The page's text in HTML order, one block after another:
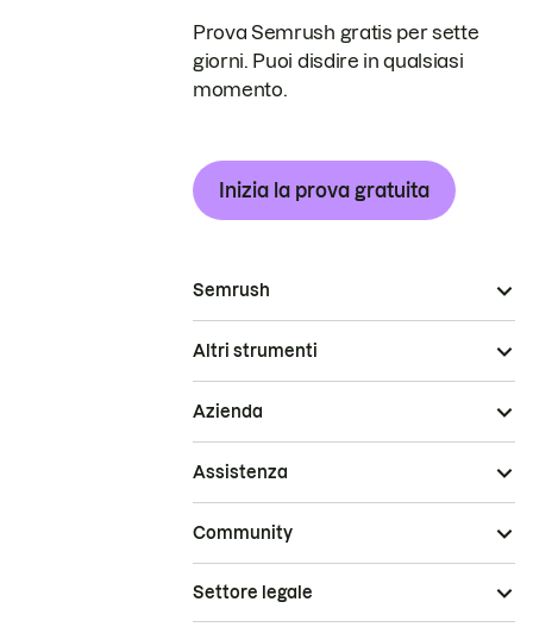
Prova Semrush gratis per sette
giorni. Puoi disdire in qualsiasi
momento.
Inizia la prova gratuita
Semrush
Altri strumenti
Azienda
Assistenza
Community
Settore legale